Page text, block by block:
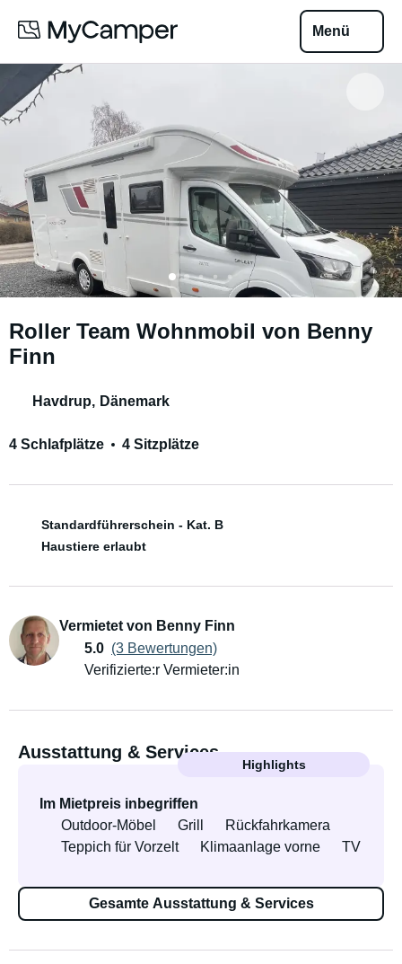
Menü
Roller Team Wohnmobil von Benny
Finn
Havdrup, Dänemark
4 Schlafplätze 4 Sitzplätze
Standardführerschein - Kat. B
Haustiere erlaubt
Vermietet von Benny Finn
5.0 (3 Bewertungen)
Verifizierte:r Vermieter:in
Ausstattung & Services
Highlights
Im Mietpreis inbegriffen
Outdoor-Möbel
Grill
Rückfahrkamera
Teppich für Vorzelt
Klimaanlage vorne TV
Gesamte Ausstattung & Services